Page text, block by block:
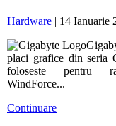
Hardware | 14 Ianuarie
placi grafice din seria
foloseste pentru
WindForce...
Continuare